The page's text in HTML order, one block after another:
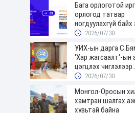
Бага орлоготой
орлогод татвар
ногдуулахгүй байх
орчныг бүрдүүллээ
2026/07/30
УИХ-ын дарга
'Хар жагсаалт'-ын
цэгцлэх чиглэлээр
Монголбанкны
үүрэг өглөө
2026/07/30
Монгол-Оросын
хамтран шалгах
хувьтай байна